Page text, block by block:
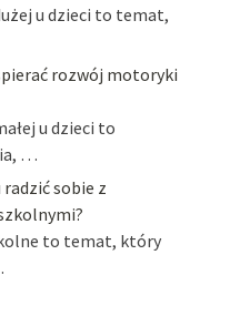
u dzieci to temat,
rozwój motoryki
u dzieci to
…
sobie z
to temat, który